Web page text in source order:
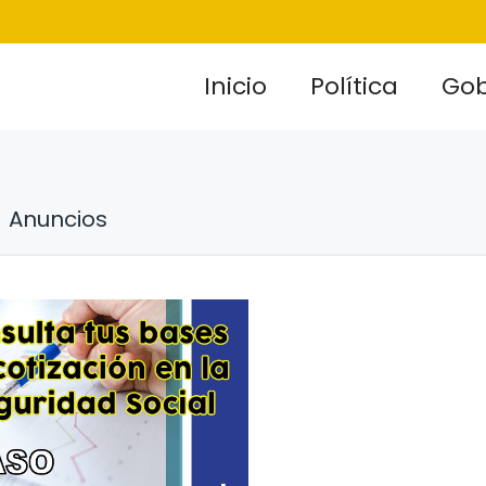
Inicio Política
Anuncios